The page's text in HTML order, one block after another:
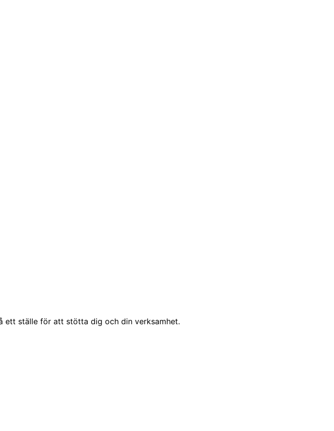
ett ställe för att stötta dig och din verksamhet.